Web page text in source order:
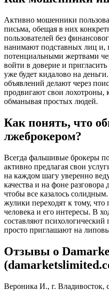
Активно мошенники
письма, обещая в них
пользователей без
нанимают подставных лиц и,
потенциальными жертвами
войти в доверие и
уже будет кидалово на
объявлений делают через
продвигают свои лохотроны,
обманывая простых людей.
Как понять, что
лжеброкером?
Всегда фальшивые брокеры
активно предлагая свои
на каждом шагу уверенно
качества и на фоне
чтобы все казалось
жулики переходят к тому,
человека и его интересы. В
составляют
просто приглашают на
Отзывы о
Вероника И., г. Владивосток,